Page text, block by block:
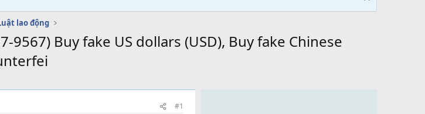
lao động
9567) Buy fake US dollars (USD), Buy fake Chinese
#1